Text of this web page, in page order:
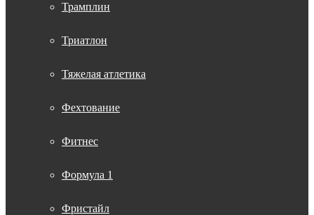
Трамплин
Триатлон
Тяжелая атлетика
Фехтование
Фитнес
Формула 1
Фристайл